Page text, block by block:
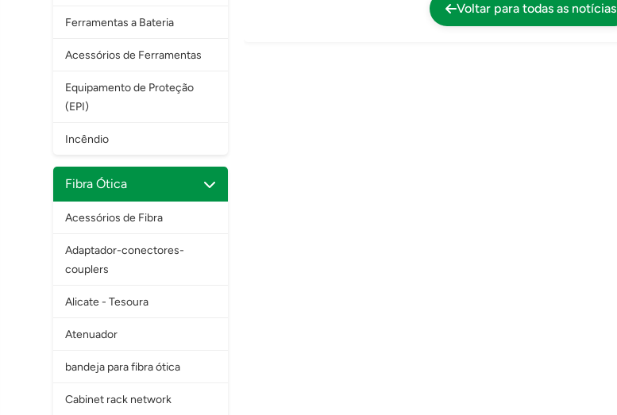
Ferramentas a Bateria
Acessórios de Ferramentas
Equipamento de Proteção
(EPI)
Incêndio
Fibra Ótica
Acessórios de Fibra
Adaptador-conectores-
couplers
Alicate - Tesoura
Atenuador
bandeja para fibra ótica
Cabinet rack network
Voltar para todas as notícias